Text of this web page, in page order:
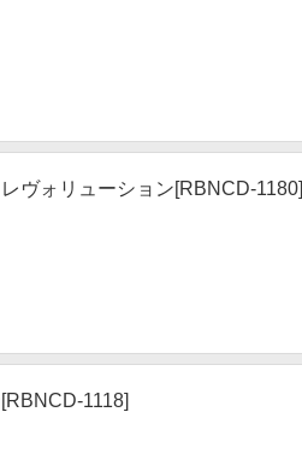
ヴォリューション[RBNCD-1180]
1118]